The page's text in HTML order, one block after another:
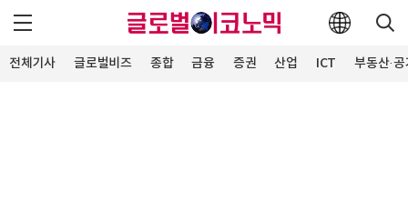
전체기사 글로벌비즈 종합 금융 증권 산업 ICT 부동산·